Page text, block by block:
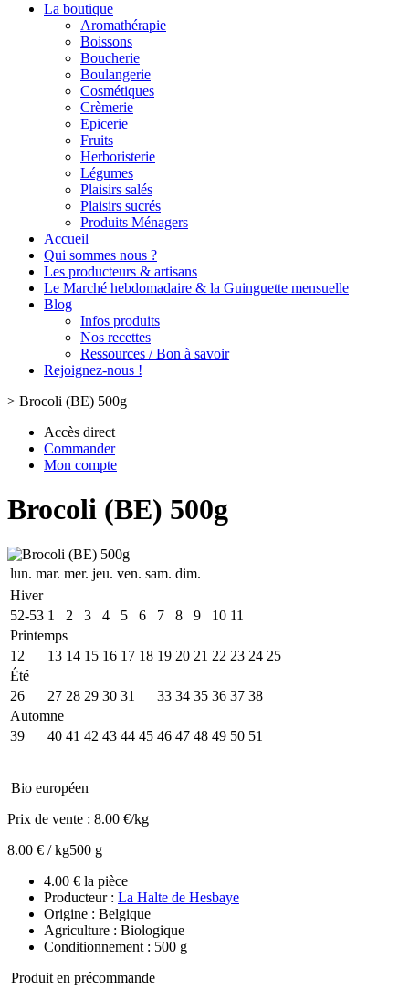
La boutique
Aromathérapie
Boissons
Boucherie
Boulangerie
Cosmétiques
Crèmerie
Epicerie
Fruits
Herboristerie
Légumes
Plaisirs salés
Plaisirs sucrés
Produits Ménagers
Accueil
Qui sommes nous ?
Les producteurs & artisans
Le Marché hebdomadaire & la Guinguette mensuelle
Blog
Infos produits
Nos recettes
Ressources / Bon à savoir
Rejoignez-nous !
> Brocoli (BE) 500g
Accès direct
Commander
Mon compte
Brocoli (BE) 500g
lun. mar. mer. jeu. ven. sam. dim.
Hiver
52-53 1 2 3 4 5 6 7 8 9 10 11
Printemps
12
13 14 15 16 17 18 19 20 21 22 23 24 25
Été
26
27 28 29 30 31 33 34 35 36 37 38
Automne
39
40 41 42 43 44 45 46 47 48 49 50 51
Bio européen
Prix de vente : 8.00 €/kg
8.00 € / kg500 g
4.00 € la pièce
Producteur : La Halte de Hesbaye
Origine : Belgique
Agriculture : Biologique
Conditionnement : 500 g
Produit en précommande